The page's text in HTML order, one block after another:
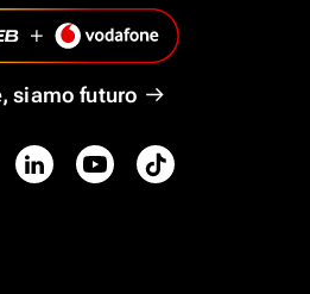
siamo futuro